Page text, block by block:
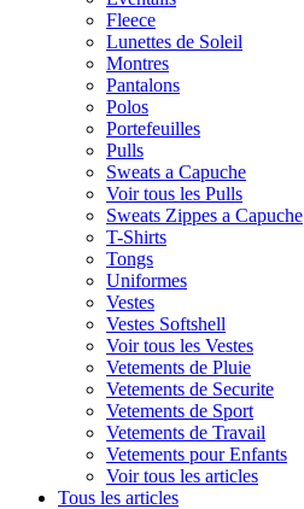
Fleece
Lunettes de Soleil
Montres
Pantalons
Polos
Portefeuilles
Pulls
Sweats a Capuche
Voir tous les Pulls
Sweats Zippes a Capuche
T-Shirts
Tongs
Uniformes
Vestes
Vestes Softshell
Voir tous les Vestes
Vetements de Pluie
Vetements de Securite
Vetements de Sport
Vetements de Travail
Vetements pour Enfants
Voir tous les articles
Tous les articles